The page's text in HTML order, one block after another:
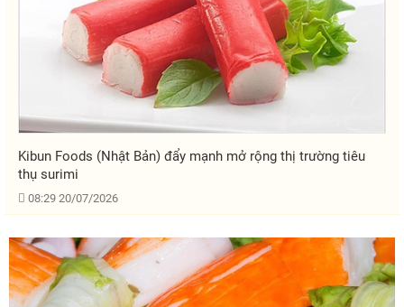
Kibun Foods (Nhật Bản) đẩy mạnh mở rộng thị trường tiêu
thụ surimi
08:29 20/07/2026